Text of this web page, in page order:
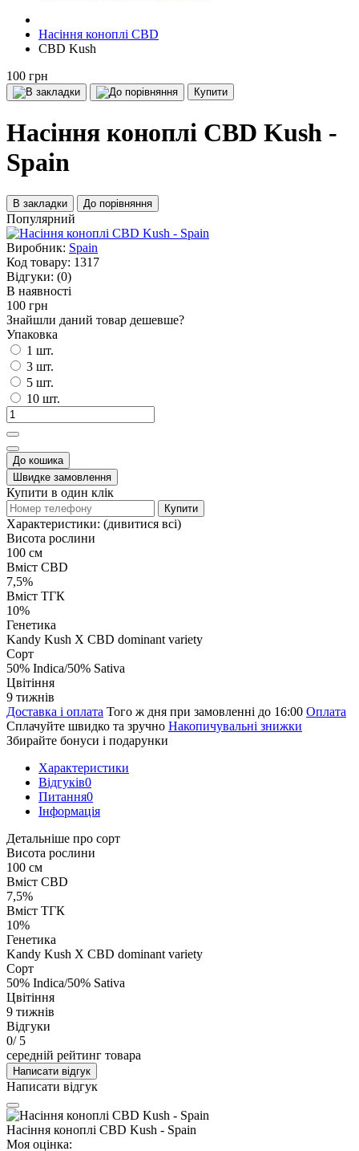
Насіння коноплі CBD
CBD Kush
100 грн
Купити
Насіння коноплі CBD Kush -
Spain
В закладки До порівняння
Популярний
Виробник: Spain
Код товару: 1317
Відгуки: (0)
В наявності
100 грн
Знайшли даний товар дешевше?
Упаковка
1 шт.
3 шт.
5 шт.
10 шт.
До кошика
Швидке замовлення
Купити в один клік
Купити
Характеристики: (дивитися всі)
Висота рослини
100 см
Вміст CBD
7,5%
Вміст ТГК
10%
Генетика
Kandy Kush X CBD dominant variety
Сорт
50% Indica/50% Sativa
Цвітіння
9 тижнів
Доставка і оплата Того ж дня при замовленні до 16:00 Оплата
Сплачуйте швидко та зручно Накопичувальні знижки
Збирайте бонуси і подарунки
Характеристики
Відгуків0
Питання0
Iнформація
Детальніше про сорт
Висота рослини
100 см
Вміст CBD
7,5%
Вміст ТГК
10%
Генетика
Kandy Kush X CBD dominant variety
Сорт
50% Indica/50% Sativa
Цвітіння
9 тижнів
Відгуки
0/ 5
середній рейтинг товара
Написати відгук
Написати відгук
Насіння коноплі CBD Kush - Spain
Моя оцінка: